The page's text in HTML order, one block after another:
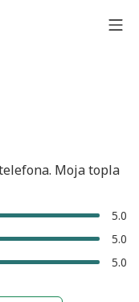
Moja topla
5.0
5.0
5.0